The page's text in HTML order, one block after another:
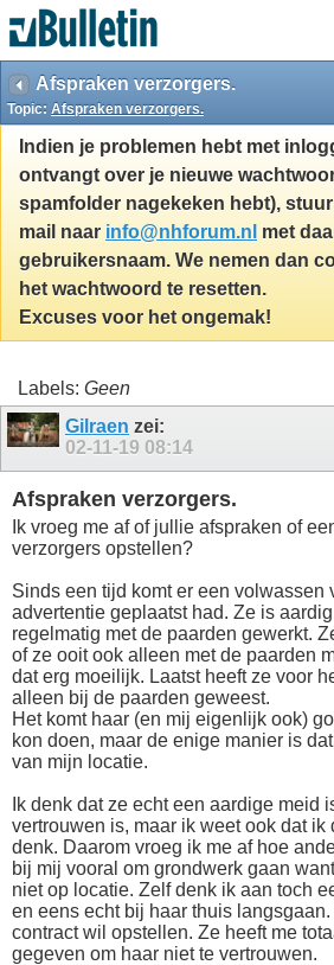
Afspraken verzorgers.
Topic: Afspraken verzorgers.
Indien je problemen hebt met
ontvangt over je nieuwe
spamfolder nagekeken hebt),
mail naar info@nhforum.nl met
gebruikersnaam. We nemen dan
het wachtwoord te resetten.
Excuses voor het ongemak!
Labels: Geen
Gilraen zei:
02-11-19 08:14
Afspraken verzorgers.
Ik vroeg me af of jullie afspraken of
verzorgers opstellen?
Sinds een tijd komt er een volwassen
advertentie geplaatst had. Ze is
regelmatig met de paarden gewerkt.
of ze ooit ook alleen met de paarden
dat erg moeilijk. Laatst heeft ze voor
alleen bij de paarden geweest.
Het komt haar (en mij eigenlijk ook)
kon doen, maar de enige manier is
van mijn locatie.
Ik denk dat ze echt een aardige meid
vertrouwen is, maar ik weet ook dat ik
denk. Daarom vroeg ik me af hoe
bij mij vooral om grondwerk gaan
niet op locatie. Zelf denk ik aan toch
en eens echt bij haar thuis
contract wil opstellen. Ze heeft me
gegeven om haar niet te vertrouwen.